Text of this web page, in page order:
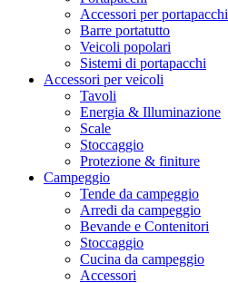
Accessori per portapacchi
Barre portatutto
Veicoli popolari
Sistemi di portapacchi
Accessori per veicoli
Tavoli
Energia & Illuminazione
Scale
Stoccaggio
Protezione & finiture
Campeggio
Tende da campeggio
Arredi da campeggio
Bevande e Contenitori
Stoccaggio
Cucina da campeggio
Accessori